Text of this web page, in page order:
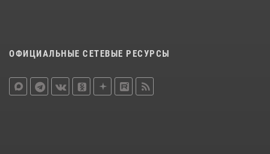
ОФИЦИАЛЬНЫЕ СЕТЕВЫЕ РЕСУРСЫ